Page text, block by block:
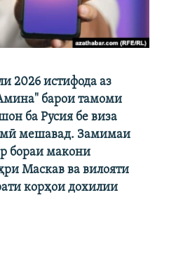
2026 истифода аз
барои тамоми
ба Русия бе виза
мешавад. Замимаи
бораи макони
Маскав ва вилояти
корҳои дохилии